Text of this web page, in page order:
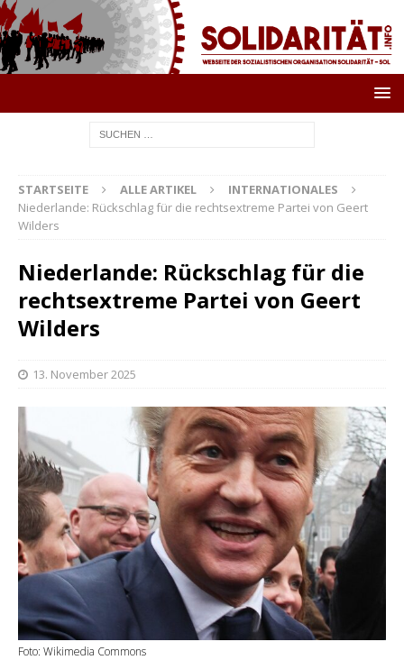
STARTSEITE ALLE ARTIKEL
INTERNATIONALES
Niederlande: Rückschlag für die rechtsextreme Partei von Geert
Wilders
Niederlande: Rückschlag für die
rechtsextreme Partei von Geert
Wilders
13. November 2025
Foto: Wikimedia Commons